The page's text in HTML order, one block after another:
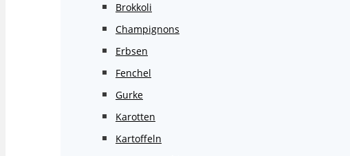
Brokkoli
Champignons
Erbsen
Fenchel
Gurke
Karotten
Kartoffeln